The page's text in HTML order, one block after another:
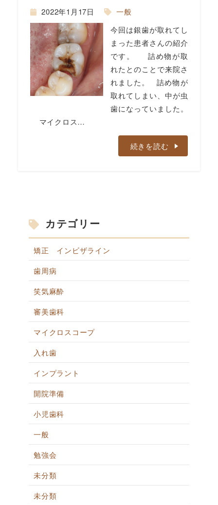
2022年1月17日
一般
今回は銀歯が取れてし
まった患者さんの紹介
です。 詰め物が取
れたとのことで来院さ
れました。 詰め物が
取れてしまい、中が虫
歯になっていました。
マイクロス…
続きを読む
カテゴリー
矯正 インビザライン
歯周病
笑気麻酔
審美歯科
マイクロスコープ
入れ歯
インプラント
開院準備
小児歯科
一般
勉強会
未分類
未分類